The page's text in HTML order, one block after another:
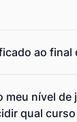
ao final
meu nível de
qual